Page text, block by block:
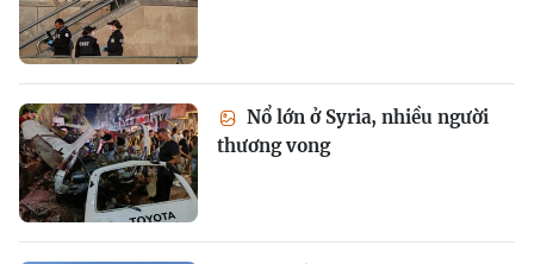
Nổ lớn ở Syria, nhiều người
thương vong